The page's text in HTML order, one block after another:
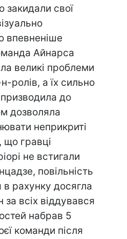
закидали свої
впевненіше
Айнарса
великі проблеми
ролів, а їх сильно
до
дозволяла
неприкриті
що гравці
не встигали
повільність
в рахунку досягла
всіх віддувався
набрав 5
команди після